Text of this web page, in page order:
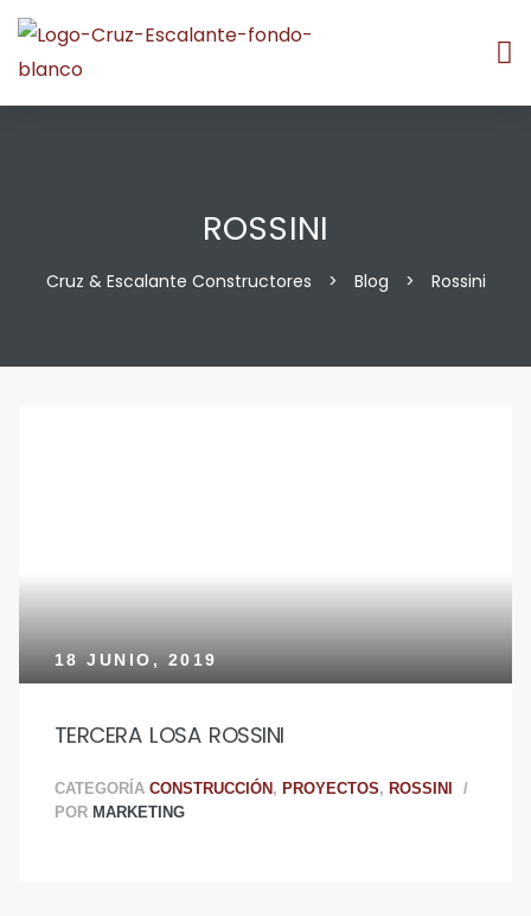
ROSSINI
Cruz & Escalante Constructores > Blog > Rossini
18 JUNIO, 2019
TERCERA LOSA ROSSINI
CATEGORÍA CONSTRUCCIÓN , PROYECTOS, ROSSINI
POR MARKETING